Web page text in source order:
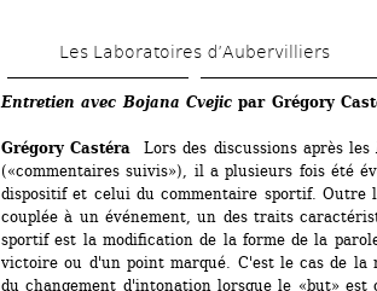
Les Laboratoires d’Aubervilliers
Entretien avec Bojana Cvejic par Grégory
Grégory Castéra Lors des discussions après les
(«commentaires suivis»), il a plusieurs fois été
dispositif et celui du commentaire sportif. Outre
couplée à un événement, un des traits
sportif est la modification de la forme de la
victoire ou d'un point marqué. C'est le cas de la
du changement d'intonation lorsque le «but»